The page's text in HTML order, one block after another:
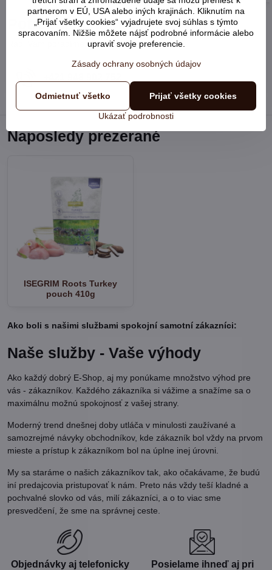
Potrebujete pomôcť s výberom?
Naposledy prezerané
ISEGRIM Roots Turkey
pouch 410g
Ako boli s našimi službami spokojní samotní zákazníci:
Naše služby - Vaše výhody
Ako každý dobrý E-Shop, aj my ponúkame množstvo výhod pre
vás - zákazníkov. Každého zákazníka si vážime a snažíme sa o
maximálnu možnú spokojnosť z vašej strany.
Moderný trend dnešnej doby utláča v minulosti zaužívané a
samozrejmé návyky obchodníkov, kde zákazník bol vždy na prvom
mieste a prístup k zákazníkom bol na úplne inej úrovni.
My sa staráme o našich zákazníkov tak, ako očakávame, že budú
iní predajcovia pristupovať k nám. Preto nás vždy teší kladné a
pochvalné slovko od vás, milí zákazníci, a o to viac sme
presvedčení, že sme na správnej ceste.
Objednávky aj telefonicky
Posielame ihneď aj pri
partnerom v EÚ, USA alebo iných krajinách. Kliknutím na
„Prijať všetky cookies“ vyjadrujete svoj súhlas s týmto
spracovaním. Nižšie môžete nájsť podrobné informácie alebo
upraviť svoje preferencie.
Zásady ochrany osobných údajov
Ukázať podrobnosti
Prijať všetky cookies
Odmietnuť všetko